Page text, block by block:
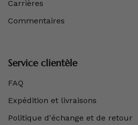
Carrières
Commentaires
Service clientèle
FAQ
Expédition et livraisons
Politique d'échange et de retour